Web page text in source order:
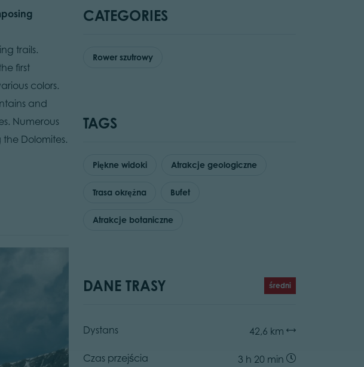
trails.
first
colors.
and
Numerous
Dolomites.
CATEGORIES
Rower szutrowy
TAGS
Piękne widoki Atrakcje geologiczne
Trasa okrężna Bufet
Atrakcje botaniczne
DANE TRASY średni
Dystans 42,6 km
Czas przejścia 3 h 20 min